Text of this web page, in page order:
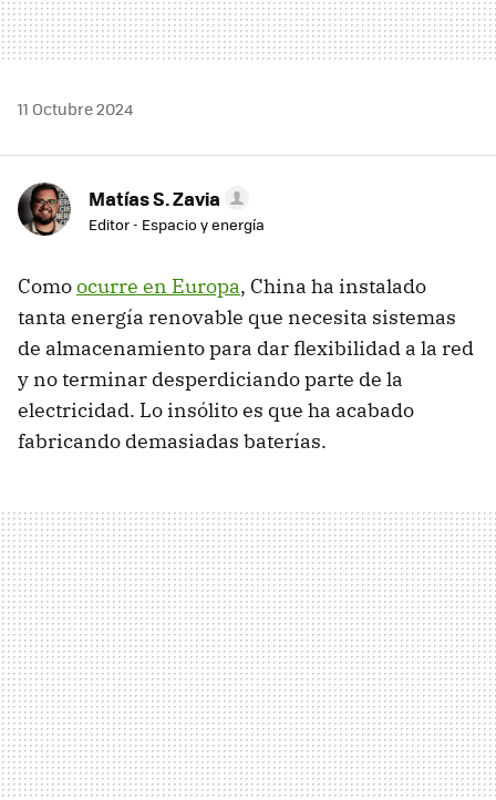
11 Octubre 2024
Matías S. Zavia
Editor - Espacio y energía
Comoocurre en Europa, China ha instalado
tanta energía renovable que necesita sistemas
de almacenamiento para dar flexibilidad a la red
y no terminar desperdiciando parte de la
electricidad. Lo insólito es que ha acabado
fabricando demasiadas baterías.